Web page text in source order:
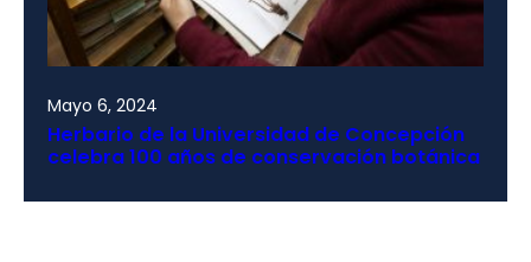
Mayo 6, 2024
Herbario de la Universidad de Concepción
celebra 100 años de conservación botánica